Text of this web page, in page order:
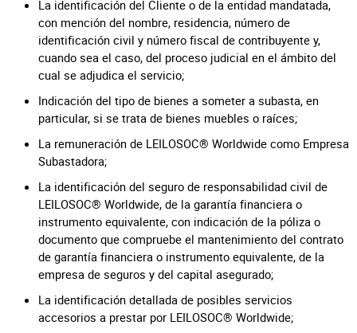
La identificación del Cliente o de la entidad mandatada,
con mención del nombre, residencia, número de
identificación civil y número fiscal de contribuyente y,
cuando sea el caso, del proceso judicial en el ámbito del
cual se adjudica el servicio;
Indicación del tipo de bienes a someter a subasta, en
particular, si se trata de bienes muebles o raíces;
La remuneración de LEILOSOC® Worldwide como Empresa
Subastadora;
La identificación del seguro de responsabilidad civil de
LEILOSOC® Worldwide, de la garantía financiera o
instrumento equivalente, con indicación de la póliza o
documento que compruebe el mantenimiento del contrato
de garantía financiera o instrumento equivalente, de la
empresa de seguros y del capital asegurado;
La identificación detallada de posibles servicios
accesorios a prestar por LEILOSOC® Worldwide;